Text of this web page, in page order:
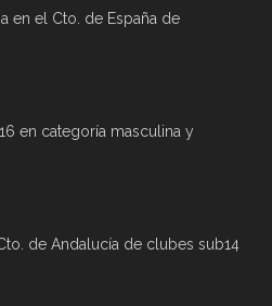
en el Cto. de España de
en categoría masculina y
de Andalucía de clubes sub14